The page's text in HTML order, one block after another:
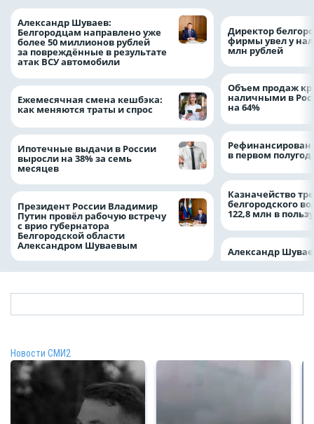
Александр Шуваев:
Белгородцам направлено уже
более 50 миллионов рублей
за повреждённые в результате
атак ВСУ автомобили
Ежемесячная смена кешбэка:
как меняются траты и спрос
Ипотечные выдачи в России
выросли на 38% за семь
месяцев
Президент России Владимир
Путин провёл рабочую встречу
с врио губернатора
Белгородской области
Александром Шуваевым
Директор
фирмы увел у
млн рублей
Объем продаж
наличными в
на 64%
в первом
Казначейство
белгородского
122,8 млн в
Александр
Новости СМИ2